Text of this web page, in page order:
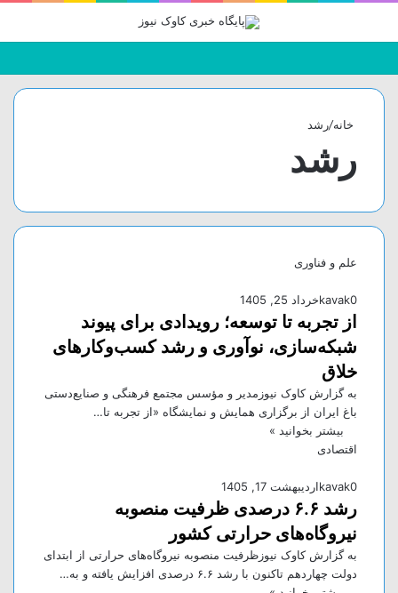
خانه/رشد
رشد
علم و فناوری
kavakخرداد 25, 1405 0
از تجربه تا توسعه؛ رویدادی برای پیوند
شبکه‌سازی، نوآوری و رشد کسب‌وکار‌های
خلاق
به گزارش کاوک نیوزمدیر و مؤسس مجتمع فرهنگی و صنایع‌دستی
باغ ایران از برگزاری همایش و نمایشگاه «از تجربه تا…
بیشتر بخوانید »
اقتصادی
kavakاردیبهشت 17, 1405 0
رشد ۶.۶ درصدی ظرفیت منصوبه
نیروگاه‌های حرارتی کشور
به گزارش کاوک نیوزظرفیت منصوبه نیروگاه‌های حرارتی از ابتدای
دولت چهاردهم تاکنون با رشد ۶.۶ درصدی افزایش یافته و به…